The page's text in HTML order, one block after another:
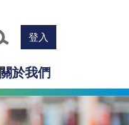
登入
關於我們